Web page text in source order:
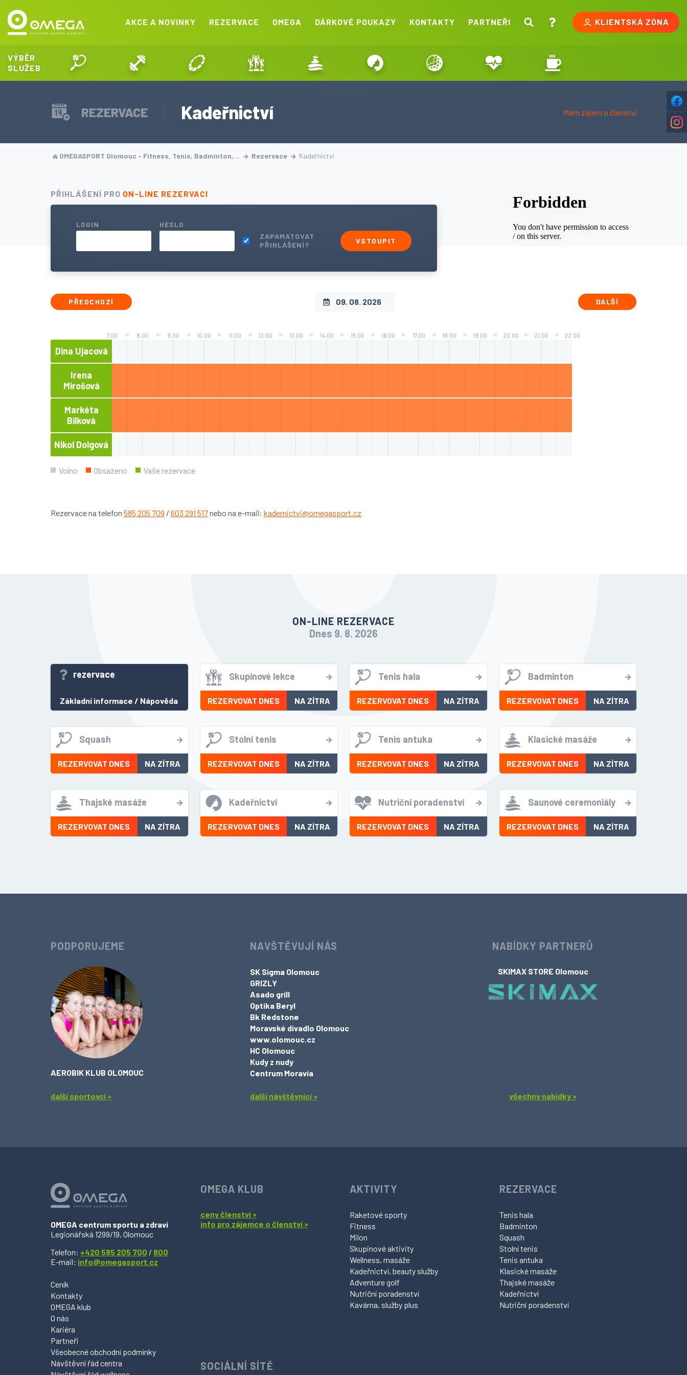
AKCE A NOVINKY REZERVACE OMEGA DÁRKOVÉ POUKAZY KONTAKTY PARTNEŘI KLIENTSKÁ ZÓNA
VÝBĚR
SLUŽEB
REZERVACE Kadeřnictví Mám zájem o členství
OMEGASPORT Olomouc - Fitness, Tenis, Badminton,… Rezervace Kadeřnictví
PŘIHLÁŠENÍ PRO ON-LINE REZERVACI
LOGIN
HESLO
ZAPAMATOVAT
PŘIHLÁŠENÍ?
VSTOUPIT
PŘEDCHOZÍ DALŠÍ
7.00 30 8.00 30 9.00 30 10.00 30 11.00 30 12.00 30 13.00 30 14.00 30 15.00 30 16.00 30 17.00 30 18.00 30 19.00 30 20.00 30 21.00 30 22.00
Dina Ujacová
Irena
Mirošová
Markéta
Bílková
Nikol Dolgová
Volno Obsazeno Vaše rezervace
Rezervace na telefon 585 205 709 / 603 291 517nebo na e-mail: kadernictvi@omegasport.cz
ON-LINE REZERVACE
Dnes 9. 8. 2026
rezervace
Základní informace / Nápověda
Skupinové lekce
REZERVOVAT DNES NA ZÍTRA
Tenis hala
REZERVOVAT DNES NA ZÍTRA
Badminton
REZERVOVAT DNES NA ZÍTRA
Squash
REZERVOVAT DNES NA ZÍTRA
Stolní tenis
REZERVOVAT DNES NA ZÍTRA
Tenis antuka
REZERVOVAT DNES NA ZÍTRA
Klasické masáže
REZERVOVAT DNES NA ZÍTRA
Thajské masáže
REZERVOVAT DNES NA ZÍTRA
Kadeřnictví
REZERVOVAT DNES NA ZÍTRA
Nutriční poradenství
REZERVOVAT DNES NA ZÍTRA
Saunové ceremoniály
REZERVOVAT DNES NA ZÍTRA
PODPORUJEME
AEROBIK KLUB OLOMOUC
další sportovci »
NAVŠTĚVUJÍ NÁS
SK Sigma Olomouc
GRIZLY
Asado grill
Optika Beryl
Bk Redstone
Moravské divadlo Olomouc
www.olomouc.cz
HC Olomouc
Kudy z nudy
Centrum Moravia
další návštěvníci »
NABÍDKY PARTNERŮ
SKIMAX STORE Olomouc
všechny nabídky »
OMEGA centrum sportu a zdraví
Legionářská 1299/19, Olomouc
Telefon: +420 585 205 700 / 800
E-mail: info@omegasport.cz
Ceník
Kontakty
OMEGA klub
O nás
Kariéra
Partneři
Všeobecné obchodní podmínky
Návštěvní řád centra
OMEGA KLUB
ceny členství »
info pro zájemce o členství »
SOCIÁLNÍ SÍTĚ
AKTIVITY
Raketové sporty
Fitness
Milon
Skupinové aktivity
Wellness, masáže
Kadeřnictví, beauty služby
Adventure golf
Nutriční poradenství
Kavárna, služby plus
REZERVACE
Tenis hala
Badminton
Squash
Stolní tenis
Tenis antuka
Klasické masáže
Thajské masáže
Kadeřnictví
Nutriční poradenství